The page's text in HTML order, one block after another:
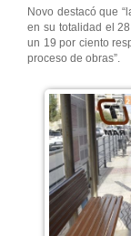
Novo destacó que
en su totalidad el
un 19 por ciento
proceso de obras”.